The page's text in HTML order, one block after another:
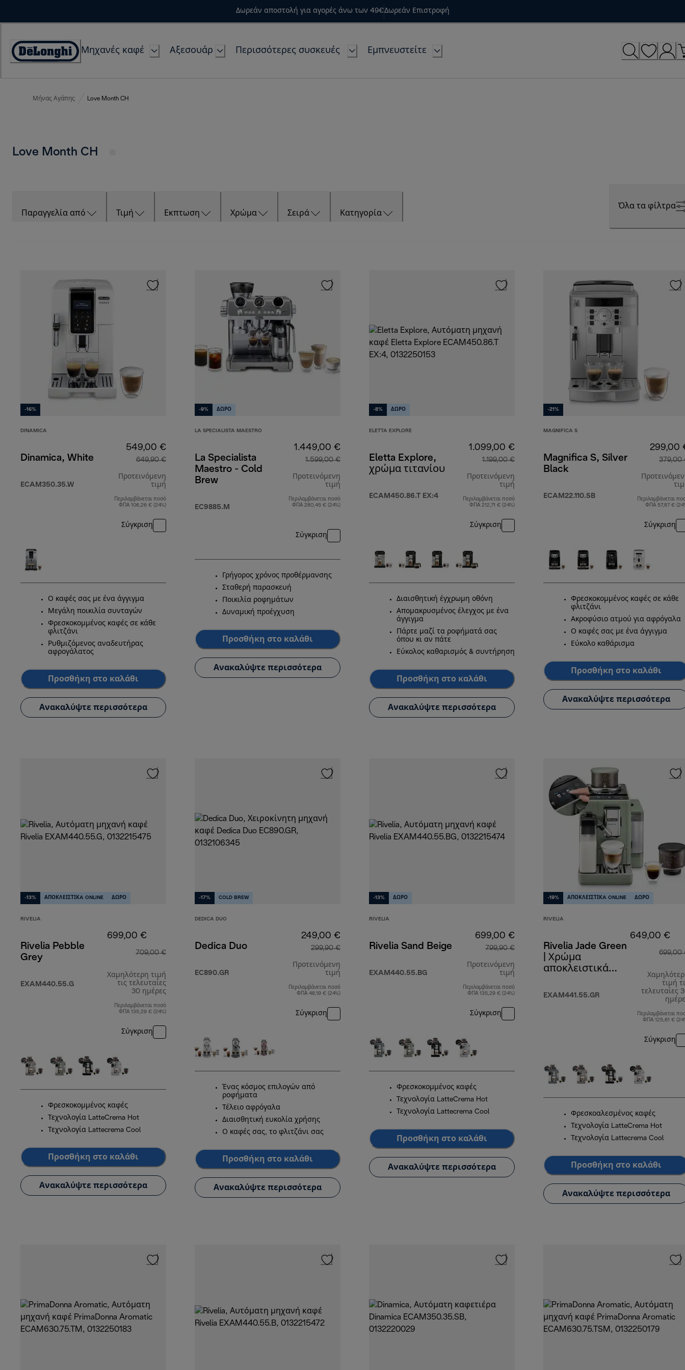
Δωρεάν αποστολή για αγορές άνω των 49€Δωρεάν Επιστροφή
Accessibility
Μηχανές καφέ Αξεσουάρ Περισσότερες συσκευές Εμπνευστείτε
Μήνας Αγάπης Love Month CH
Love Month CH
Παραγγελία από Τιμή Εκπτωση Χρώμα Σειρά Κατηγορία
Όλα τα φίλτρα
-16%
DINAMICA
Dinamica, White
ECAM350.35.W
549,00 €
649,90 €
Προτεινόμενη
τιμή
αρχική τιμή 649,90 €
Περιλαμβάνεται ποσό
ΦΠΑ 106,26 € (24%)
Σύγκριση
Ο καφές σας με ένα άγγιγμα
Μεγάλη ποικιλία συνταγών
Φρεσκοκομμένος καφές σε κάθε
φλιτζάνι
Ρυθμιζόμενος αναδευτήρας
αφρογάλατος
Προσθήκη στο καλάθι
Ανακαλύψτε περισσότερα
-9% ΔΩΡΟ
LA SPECIALISTA MAESTRO
La Specialista
Maestro - Cold
Brew
EC9885.M
1.449,00 €
1.599,00 €
Προτεινόμενη
τιμή
αρχική τιμή 1.599,00 €
Περιλαμβάνεται ποσό
ΦΠΑ 280,45 € (24%)
Σύγκριση
Γρήγορος χρόνος προθέρμανσης
Σταθερή παρασκευή
Ποικιλία ροφημάτων
Δυναμική προέγχυση
Προσθήκη στο καλάθι
Ανακαλύψτε περισσότερα
-8% ΔΩΡΟ
ELETTA EXPLORE
Eletta Explore,
χρώμα τιτανίου
ECAM450.86.T EX:4
1.099,00 €
1.199,00 €
Προτεινόμενη
τιμή
αρχική τιμή 1.199,00 €
Περιλαμβάνεται ποσό
ΦΠΑ 212,71 € (24%)
Σύγκριση
Διαισθητική έγχρωμη οθόνη
Απομακρυσμένος έλεγχος με ένα
άγγιγμα
Πάρτε μαζί τα ροφήματά σας
όπου κι αν πάτε
Εύκολος καθαρισμός & συντήρηση
Προσθήκη στο καλάθι
Ανακαλύψτε περισσότερα
-21%
MAGNIFICA S
Magnifica S, Silver
Black
ECAM22.110.SB
299,00
379,00
Περιλαμβάνεται
ΦΠΑ 57,87 €
Σύγκριση
Φρεσκοκομμένος καφές σε κάθε
φλιτζάνι
Ακροφύσιο ατμού για αφρόγαλα
Ο καφές σας με ένα άγγιγμα
Εύκολο καθάρισμα
Προσθήκη στο καλάθι
Ανακαλύψτε περισσότερα
-13% ΑΠΟΚΛΕΙΣΤΙΚA ONLINE ΔΩΡΟ
RIVELIA
Rivelia Pebble
Grey
EXAM440.55.G
699,00 €
709,00 €
Χαμηλότερη τιμή
τις τελευταίες
30 ημέρες
Περιλαμβάνεται ποσό
ΦΠΑ 135,29 € (24%)
Σύγκριση
Φρεσκοκομμένος καφές
Τεχνολογία LatteCrema Hot
Τεχνολογία Lattecrema Cool
Προσθήκη στο καλάθι
Ανακαλύψτε περισσότερα
-17% COLD BREW
DEDICA DUO
Dedica Duo
EC890.GR
249,00 €
299,90 €
Προτεινόμενη
τιμή
αρχική τιμή 299,90 €
Περιλαμβάνεται ποσό
ΦΠΑ 48,19 € (24%)
Σύγκριση
Ένας κόσμος επιλογών από
ροφήματα
Τέλειο αφρόγαλα
Διαισθητική ευκολία χρήσης
Ο καφές σας, το φλιτζάνι σας
Προσθήκη στο καλάθι
Ανακαλύψτε περισσότερα
-13% ΔΩΡΟ
RIVELIA
Rivelia Sand Beige
EXAM440.55.BG
699,00 €
799,90 €
Προτεινόμενη
τιμή
αρχική τιμή 799,90 €
Περιλαμβάνεται ποσό
ΦΠΑ 135,29 € (24%)
Σύγκριση
Φρεσκοκομμένος καφές
Τεχνολογία LatteCrema Hot
Τεχνολογία Lattecrema Cool
Προσθήκη στο καλάθι
Ανακαλύψτε περισσότερα
-19% ΑΠΟΚΛΕΙΣΤΙΚA ONLINE ΔΩΡΟ
RIVELIA
Rivelia Jade Green
| Χρώμα
αποκλειστικά
EXAM441.55.GR
649,00 €
699,00
τιμή
τελευταίες
Περιλαμβάνεται
ΦΠΑ 125,61 €
Σύγκριση
Φρεσκοαλεσμένος καφές
Τεχνολογία LatteCrema Hot
Τεχνολογία Lattecrema Cool
Προσθήκη στο καλάθι
Ανακαλύψτε περισσότερα